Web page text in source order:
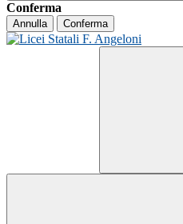
Conferma
Annulla Conferma